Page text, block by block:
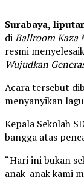
Surabaya,
diBallroom Kaza
resmi
Wujudkan
Acara tersebut
menyanyikan
Kepala Sekolah
bangga atas
“Hari ini bukan
anak-anak kami